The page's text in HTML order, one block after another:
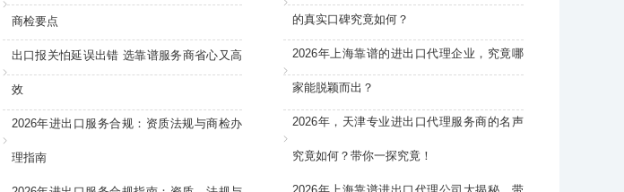
的真实口碑究竟如何？
2026年上海靠谱的进出口代理企业，究竟哪
家能脱颖而出？
2026年，天津专业进出口代理服务商的名声
究竟如何？带你一探究竟！
商检要点
出口报关怕延误出错 选靠谱服务商省心又高
效
2026年进出口服务合规：资质法规与商检办
理指南